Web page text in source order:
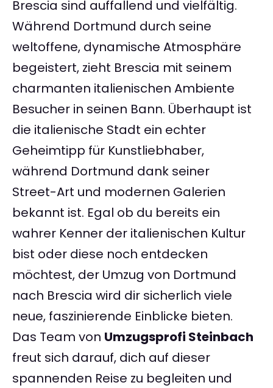
Brescia sind auffallend und vielfältig.
Während Dortmund durch seine
weltoffene, dynamische Atmosphäre
begeistert, zieht Brescia mit seinem
charmanten italienischen Ambiente
Besucher in seinen Bann. Überhaupt ist
die italienische Stadt ein echter
Geheimtipp für Kunstliebhaber,
während Dortmund dank seiner
Street-Art und modernen Galerien
bekannt ist. Egal ob du bereits ein
wahrer Kenner der italienischen Kultur
bist oder diese noch entdecken
möchtest, der Umzug von Dortmund
nach Brescia wird dir sicherlich viele
neue, faszinierende Einblicke bieten.
Das Team von Umzugsprofi Steinbach
freut sich darauf, dich auf dieser
spannenden Reise zu begleiten und